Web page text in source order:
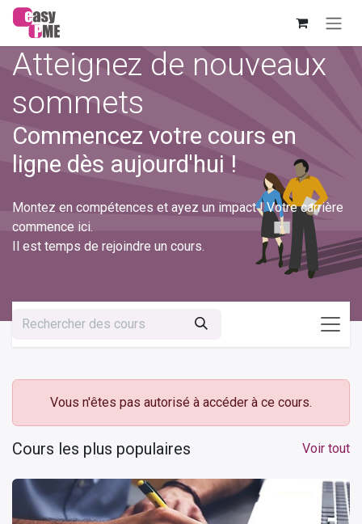
Se rendre au contenu
Atteignez de nouveaux
sommets
Commencez votre cours en
ligne dès aujourd'hui !
Montez en compétences et ayez un impact ! Votre carrière
commence ici.
Il est temps de rejoindre un cours.
Vous n'êtes pas autorisé à accéder à ce cours.
Voir tout
Cours les plus populaires